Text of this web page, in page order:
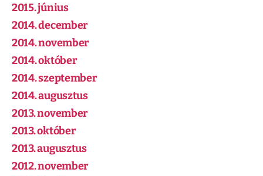
2015. június
2014. december
2014. november
2014. október
2014. szeptember
2014. augusztus
2013. november
2013. október
2013. augusztus
2012. november